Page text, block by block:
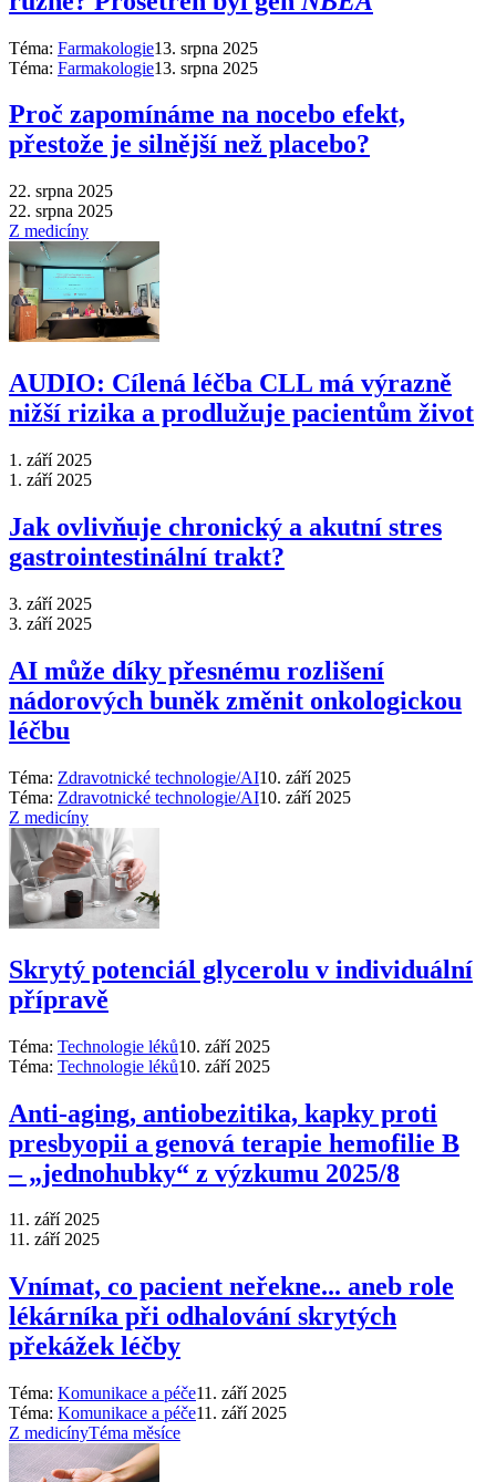
Téma: Farmakologie13. srpna 2025
Téma: Farmakologie13. srpna 2025
Proč zapomínáme na nocebo efekt,
přestože je silnější než placebo?
22. srpna 2025
22. srpna 2025
Z medicíny
AUDIO: Cílená léčba CLL má výrazně
nižší rizika a prodlužuje pacientům život
1. září 2025
1. září 2025
Jak ovlivňuje chronický a akutní stres
gastrointestinální trakt?
3. září 2025
3. září 2025
AI může díky přesnému rozlišení
nádorových buněk změnit onkologickou
léčbu
Téma: Zdravotnické technologie/AI10. září 2025
Téma: Zdravotnické technologie/AI10. září 2025
Z medicíny
Skrytý potenciál glycerolu v individuální
přípravě
Téma: Technologie léků10. září 2025
Téma: Technologie léků10. září 2025
Anti‑aging, antiobezitika, kapky proti
presbyopii a genová terapie hemofilie B
–⁠ „jednohubky“ z výzkumu 2025/8
11. září 2025
11. září 2025
Vnímat, co pacient neřekne... aneb role
lékárníka při odhalování skrytých
překážek léčby
Téma: Komunikace a péče11. září 2025
Téma: Komunikace a péče11. září 2025
Z medicínyTéma měsíce